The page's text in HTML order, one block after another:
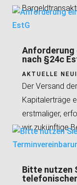
Anforderung
nach §24c
AKTUELLE
Der Versand
Kapitalerträge
erstmaliger,
wir zukünftige
Bitte nutzen